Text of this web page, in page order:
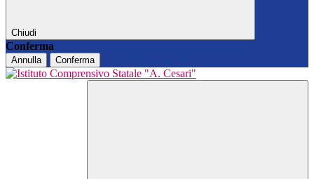
Chiudi
Conferma
Annulla Conferma